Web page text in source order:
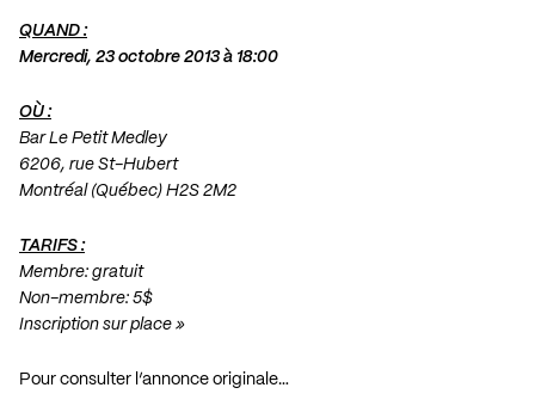
QUAND :
Mercredi, 23 octobre 2013 à 18:00
OÙ :
Bar Le Petit Medley
6206, rue St-Hubert
Montréal (Québec) H2S 2M2
TARIFS :
Membre: gratuit
Non-membre: 5$
Inscription sur place »
Pour consulter l’annonce originale…